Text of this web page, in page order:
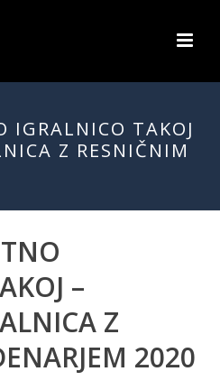
IGRALNICO TAKOJ
Z RESNIČNIM
–
Z
2020